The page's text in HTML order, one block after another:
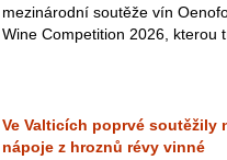
mezinárodní soutěže vín
Wine Competition 2026, kterou
Ve Valticích poprvé soutěžily
nápoje z hroznů révy vinné